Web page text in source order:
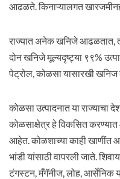
आढळते. किनाऱ्‍यालगत
राज्यात अनेक खनिजे आढळतात,
दोन खनिजे मूल्यदृष्ट्या ९९%
पेट्रोल, कोळसा यासारखी खनिज
कोळसा उत्पादनात या राज्याचा
कोळसाक्षेत्र हे विकसित
आहेत. कोळशाच्या काही खाणींत
भांडी यांसाठी वापरली जाते.
टंगस्टन, मँगॅनीज, लोह, आर्सेनिक